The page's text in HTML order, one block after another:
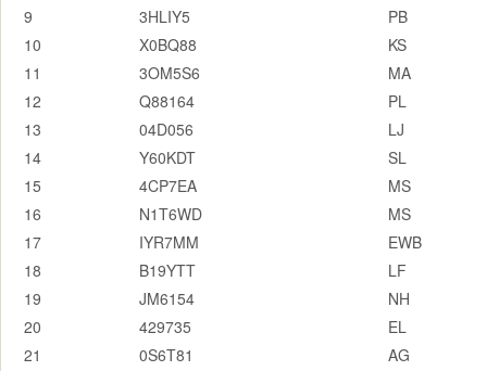
9
3HLIY5
PB
10
X0BQ88
KS
11
3OM5S6
MA
12
Q88164
PL
13
04D056
LJ
14
Y60KDT
SL
15
4CP7EA
MS
16
N1T6WD
MS
17
IYR7MM
EWB
18
B19YTT
LF
19
JM6154
NH
20
429735
EL
21
0S6T81
AG